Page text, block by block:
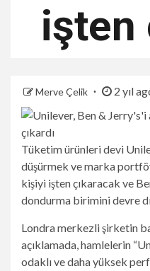
işten
Merve Çelik 2 yıl
Tüketim ürünleri devi
düşürmek ve marka
kişiyi işten çıkaracak ve
dondurma birimini devre
Londra merkezli şirketin
açıklamada, hamlelerin
odaklı ve daha yüksek